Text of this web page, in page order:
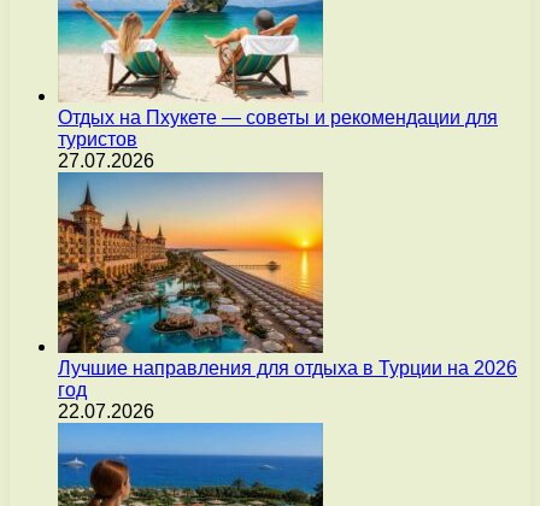
Отдых на Пхукете — советы и рекомендации для
туристов
27.07.2026
Лучшие направления для отдыха в Турции на 2026
год
22.07.2026